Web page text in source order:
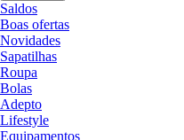
Saldos
Boas ofertas
Novidades
Sapatilhas
Roupa
Bolas
Adepto
Lifestyle
Equipamentos